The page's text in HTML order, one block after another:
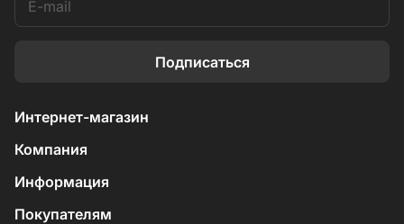
Подписаться
Интернет-магазин
Компания
Информация
Покупателям